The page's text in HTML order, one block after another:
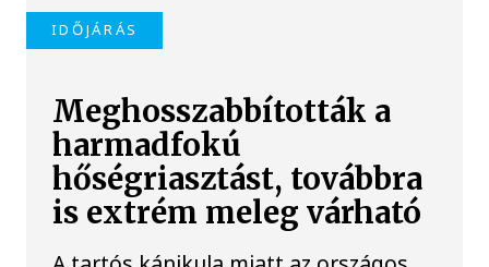
IDŐJÁRÁS
Meghosszabbították a
harmadfokú
hőségriasztást, továbbra
is extrém meleg várható